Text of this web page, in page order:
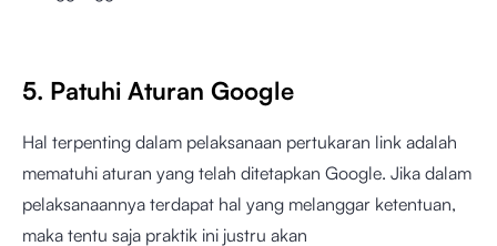
5. Patuhi Aturan Google
Hal terpenting dalam pelaksanaan pertukaran link adalah
mematuhi aturan yang telah ditetapkan Google. Jika dalam
pelaksanaannya terdapat hal yang melanggar ketentuan,
maka tentu saja praktik ini justru akan